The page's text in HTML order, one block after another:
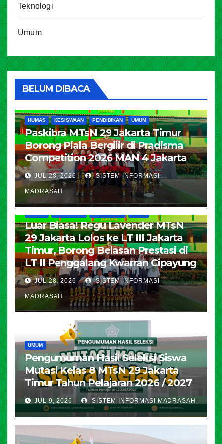
Teknologi
Umum
BELUM DIBACA
HUMAS KESISWAAN PENDIDIKAN UMUM
Paskibra MTsN 29 Jakarta Timur
Borong Piala Bergilir di Pradisma
Competition 2026 MAN 4 Jakarta
JUL 28, 2026 SISTEM INFORMASI
MADRASAH
Luar Biasa! Regu Lavender MTsN
29 Jakarta Lolos ke LT III Jakarta
Timur, Borong Belasan Prestasi di
LT II Penggalang Kwarran Cipayung
JUL 28, 2026 SISTEM INFORMASI
MADRASAH
UMUM
Pengumuman Hasil Seleksi Siswa
Mutasi Kelas 8 MTsN 29 Jakarta
Timur Tahun Pelajaran 2026 / 2027
JUL 9, 2026 SISTEM INFORMASI MADRASAH